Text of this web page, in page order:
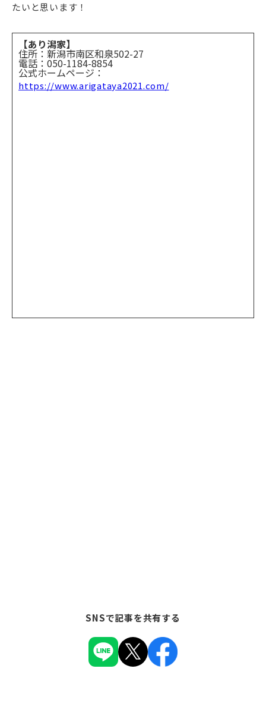
たいと思います！
【あり潟家】
住所：新潟市南区和泉502-27
電話：050-1184-8854
公式ホームページ：
https://www.arigataya2021.com/
SNSで記事を共有する